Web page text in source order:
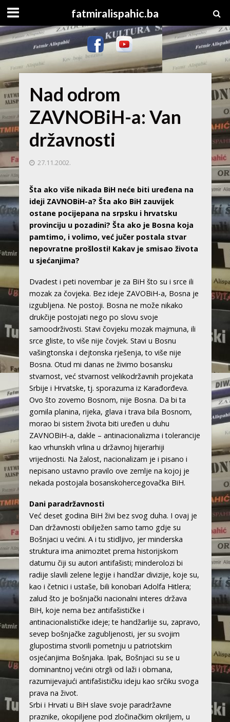
fatmiralispahic.ba
Nad odrom
ZAVNOBiH-a: Van
državnosti
27.11.2002.
Šta ako više nikada BiH neće biti uređena na
ideji ZAVNOBiH-a? Šta ako BiH zauvijek
ostane pocijepana na srpsku i hrvatsku
provinciju u pozadini? Šta ako je Bosna koja
pamtimo, i volimo, već jučer postala stvar
nepovratne prošlosti! Kakav je smisao života
u sjećanjima?
Dvadest i peti novembar je za BiH što su i srce ili
mozak za čovjeka. Bez ideje ZAVOBiH-a, Bosna je
izgubljena. Ne postoji. Bosna ne može nikako
drukčije postojati nego po slovu svoje
samoodrživosti. Stavi čovjeku mozak majmuna, ili
srce gliste, to više nije čovjek. Stavi u Bosnu
vašingtonska i dejtonska rješenja, to više nije
Bosna. Otud mi danas ne živimo bosansku
stvarnost, već stvarnost velikodržavnih projekata
Srbije i Hrvatske, tj. sporazuma iz Karađorđeva.
Ovo što zovemo Bosnom, nije Bosna. Da bi ta
gomila planina, rijeka, glava i trava bila Bosnom,
morao bi sistem života biti uređen u duhu
ZAVNOBiH-a, dakle – antinacionalizma i tolerancije
kao vrhunskih vrlina u državnoj hijerarhiji
vrijednosti. Na žalost, nacionalizam je i pisano i
nepisano ustavno pravilo ove zemlje na kojoj je
nekada postojala bosanskohercegovačka BiH.
Dani paradržavnosti
Već deset godina BiH živi bez svog duha. I ovaj je
Dan državnosti obilježen samo tamo gdje su
Bošnjaci u većini. A i tu stidljivo, jer minderska
struktura ima animozitet prema historijskom
datumu čiji su autori antifašisti; minderolozi bi
radije slavili zelene legije i handžar divizije, koje su,
kao i četnici i ustaše, bili konobari Adolfa Hitlera;
zalud što je bošnjački nacionalni interes država
BiH, koje nema bez antifašističke i
antinacionalističke ideje; te handžarlije su, zapravo,
sevep bošnjačke zagubljenosti, jer su svojim
glupostima stvorili pometnju u patriotskim
osjećanjima Bošnjaka. Ipak, Bošnjaci su se u
dominantnoj većini otrgli od laži i obmana,
razumijevajući antifašističku ideju kao srčiku svoga
prava na život.
Srbi i Hrvati u BiH slave svoje paradržavne
praznike, okopiljene pod zločinačkim okriljem, u